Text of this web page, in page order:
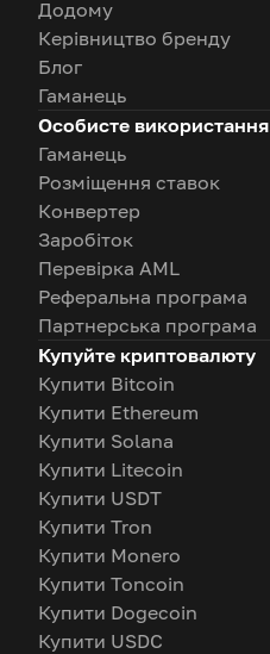
Додому
Керівництво бренду
Блог
Гаманець
Особисте використання
Гаманець
Розміщення ставок
Конвертер
Заробіток
Перевірка AML
Реферальна програма
Партнерська програма
Купуйте криптовалюту
Купити Bitcoin
Купити Ethereum
Купити Solana
Купити Litecoin
Купити USDT
Купити Tron
Купити Monero
Купити Toncoin
Купити Dogecoin
Купити USDC